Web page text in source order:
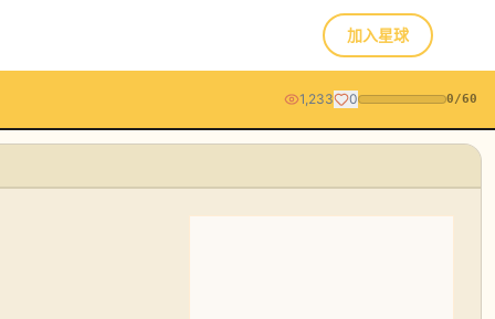
加入星球
1,233 0 0/60